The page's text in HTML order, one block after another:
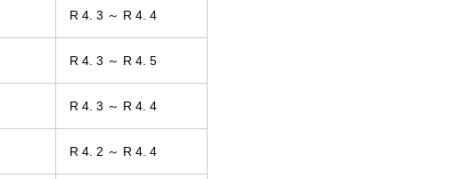
R 4. 3 ～ R 4. 4
R 4. 3 ～ R 4. 5
R 4. 3 ～ R 4. 4
R 4. 2 ～ R 4. 4